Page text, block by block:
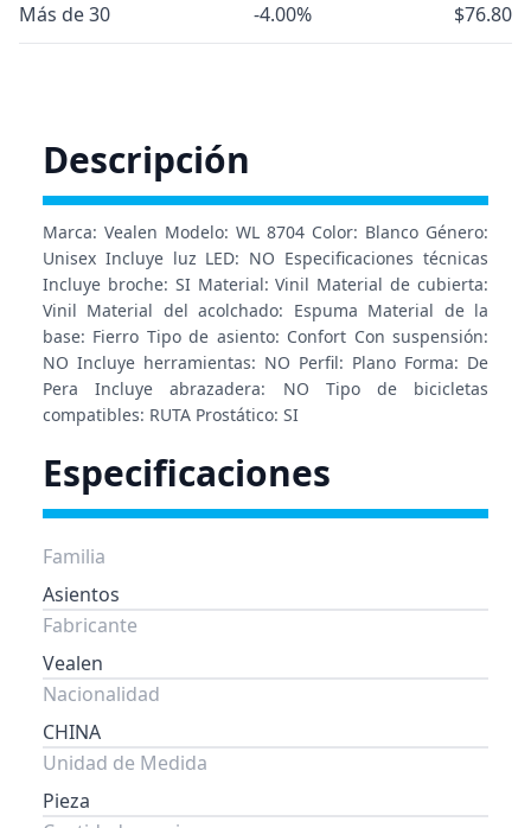
Más de 30 -4.00% $76.80
Descripción
Marca: Vealen Modelo: WL 8704 Color: Blanco Género:
Unisex Incluye luz LED: NO Especificaciones técnicas
Incluye broche: SI Material: Vinil Material de cubierta:
Vinil Material del acolchado: Espuma Material de la
base: Fierro Tipo de asiento: Confort Con suspensión:
NO Incluye herramientas: NO Perfil: Plano Forma: De
Pera Incluye abrazadera: NO Tipo de bicicletas
compatibles: RUTA Prostático: SI
Especificaciones
Familia
Asientos
Fabricante
Vealen
Nacionalidad
CHINA
Unidad de Medida
Pieza